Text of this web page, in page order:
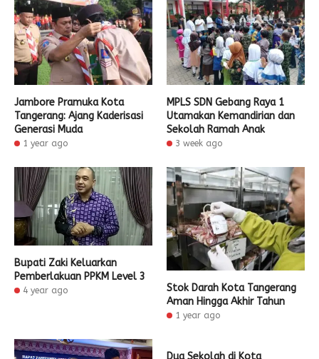
Jambore Pramuka Kota
Tangerang: Ajang Kaderisasi
Generasi Muda
1 year ago
MPLS SDN Gebang Raya 1
Utamakan Kemandirian dan
Sekolah Ramah Anak
3 week ago
Bupati Zaki Keluarkan
Pemberlakuan PPKM Level 3
4 year ago
Stok Darah Kota Tangerang
Aman Hingga Akhir Tahun
1 year ago
Dua Sekolah di Kota